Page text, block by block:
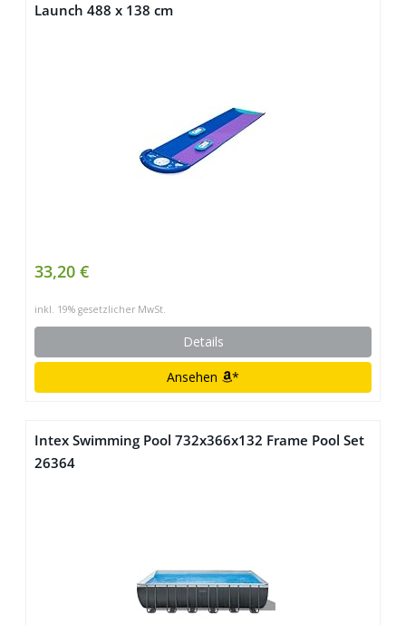
Launch 488 x 138 cm
33,20 €
inkl. 19% gesetzlicher MwSt.
Details
Ansehen *
Intex Swimming Pool 732x366x132 Frame Pool Set
26364